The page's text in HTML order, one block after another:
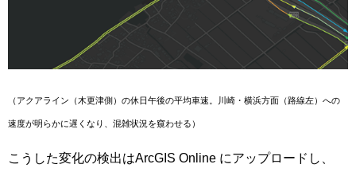
（アクアライン（木更津側）の休日午後の平均車速。川崎・横浜方面（路線左）への
速度が明らかに遅くなり、混雑状況を窺わせる）
こうした変化の検出はArcGIS Online にアップロードし、